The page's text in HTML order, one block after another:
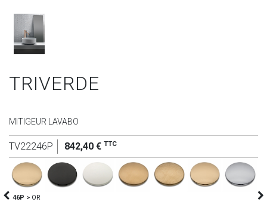
TRIVERDE
MITIGEUR LAVABO
TV22246P 842,40 € TTC
46P > OR